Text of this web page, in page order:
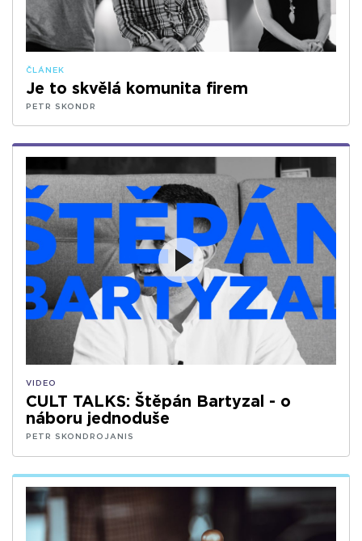
ČLÁNEK
Je to skvělá komunita firem
PETR SKONDR
VIDEO
CULT TALKS: Štěpán Bartyzal - o
náboru jednoduše
PETR SKONDROJANIS